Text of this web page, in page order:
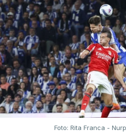
Foto: Rita Franca -